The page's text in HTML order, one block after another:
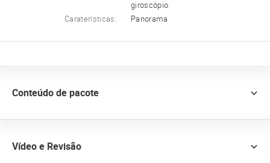
giroscópio
Caraterísticas:
Panorama
Conteúdo de pacote
Vídeo e Revisão